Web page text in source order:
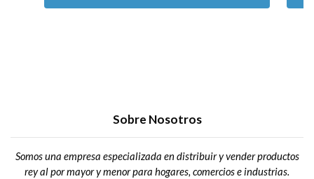
Sobre Nosotros
Somos una empresa especializada en distribuir y vender productos
rey al por mayor y menor para hogares, comercios e industrias.